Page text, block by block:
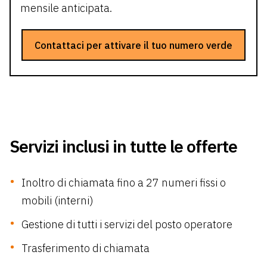
mensile anticipata.
Contattaci per attivare il tuo numero verde
Servizi inclusi in tutte le offerte
Inoltro di chiamata fino a 27 numeri fissi o
mobili (interni)
Gestione di tutti i servizi del posto operatore
Trasferimento di chiamata